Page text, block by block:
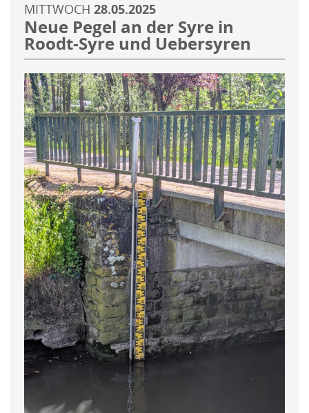
MITTWOCH 28.05.2025
Neue Pegel an der Syre in
Roodt-Syre und Uebersyren